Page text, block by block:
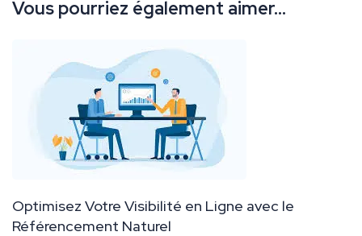
Vous pourriez également aimer...
Optimisez Votre Visibilité en Ligne avec le
Référencement Naturel